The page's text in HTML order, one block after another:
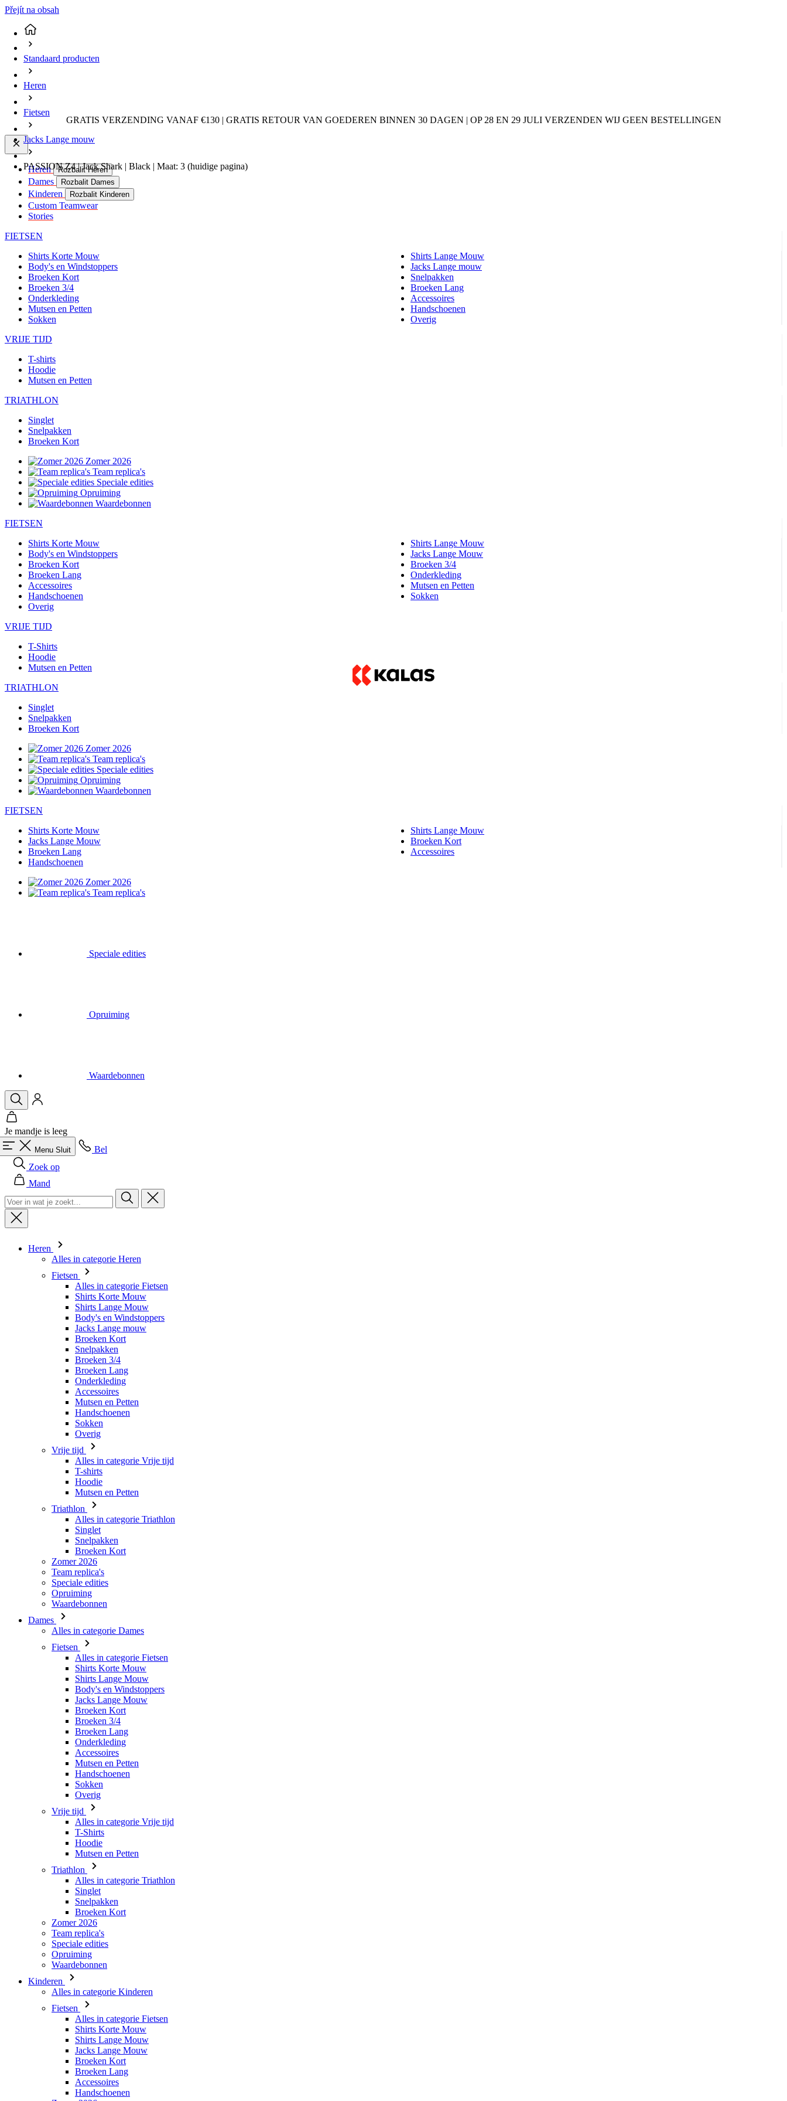
Přejít na obsah
GRATIS VERZENDING VANAF €130 | GRATIS RETOUR VAN GOEDEREN BINNEN 30 DAGEN | OP 28 EN 29 JULI VERZENDEN WIJ GEEN BESTELLINGEN
Heren Rozbalit Heren
Dames Rozbalit Dames
Kinderen Rozbalit Kinderen
Custom Teamwear
Stories
FIETSEN
Shirts Korte Mouw
Shirts Lange Mouw
Body's en Windstoppers
Jacks Lange mouw
Broeken Kort
Snelpakken
Broeken 3/4
Broeken Lang
Onderkleding
Accessoires
Mutsen en Petten
Handschoenen
Sokken
Overig
VRIJE TIJD
T-shirts
Hoodie
Mutsen en Petten
TRIATHLON
Singlet
Snelpakken
Broeken Kort
Zomer 2026
Team replica's
Speciale edities
Opruiming
Waardebonnen
FIETSEN
Shirts Korte Mouw
Shirts Lange Mouw
Body's en Windstoppers
Jacks Lange Mouw
Broeken Kort
Broeken 3/4
Broeken Lang
Onderkleding
Accessoires
Mutsen en Petten
Handschoenen
Sokken
Overig
VRIJE TIJD
T-Shirts
Hoodie
Mutsen en Petten
TRIATHLON
Singlet
Snelpakken
Broeken Kort
Zomer 2026
Team replica's
Speciale edities
Opruiming
Waardebonnen
FIETSEN
Shirts Korte Mouw
Shirts Lange Mouw
Jacks Lange Mouw
Broeken Kort
Broeken Lang
Accessoires
Handschoenen
Zomer 2026
Team replica's
Speciale edities
Opruiming
Waardebonnen
Je mandje is leeg
Menu Sluit
Bel
Zoek op
Mand
Heren
Alles in categorie Heren
Fietsen
Alles in categorie Fietsen
Shirts Korte Mouw
Shirts Lange Mouw
Body's en Windstoppers
Jacks Lange mouw
Broeken Kort
Snelpakken
Broeken 3/4
Broeken Lang
Onderkleding
Accessoires
Mutsen en Petten
Handschoenen
Sokken
Overig
Vrije tijd
Alles in categorie Vrije tijd
T-shirts
Hoodie
Mutsen en Petten
Triathlon
Alles in categorie Triathlon
Singlet
Snelpakken
Broeken Kort
Zomer 2026
Team replica's
Speciale edities
Opruiming
Waardebonnen
Dames
Alles in categorie Dames
Fietsen
Alles in categorie Fietsen
Shirts Korte Mouw
Shirts Lange Mouw
Body's en Windstoppers
Jacks Lange Mouw
Broeken Kort
Broeken 3/4
Broeken Lang
Onderkleding
Accessoires
Mutsen en Petten
Handschoenen
Sokken
Overig
Vrije tijd
Alles in categorie Vrije tijd
T-Shirts
Hoodie
Mutsen en Petten
Triathlon
Alles in categorie Triathlon
Singlet
Snelpakken
Broeken Kort
Zomer 2026
Team replica's
Speciale edities
Opruiming
Waardebonnen
Kinderen
Alles in categorie Kinderen
Fietsen
Alles in categorie Fietsen
Shirts Korte Mouw
Shirts Lange Mouw
Jacks Lange Mouw
Broeken Kort
Broeken Lang
Accessoires
Handschoenen
Standaard producten
Heren
Fietsen
Jacks Lange mouw
PASSION Z4 | Jack Shark | Black | Maat: 3 (huidige pagina)